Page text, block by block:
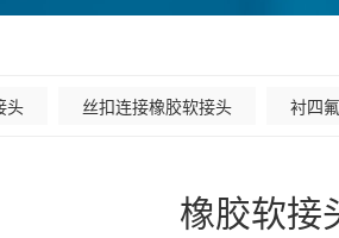
头 丝扣连接橡胶软接头 衬四
橡胶软接